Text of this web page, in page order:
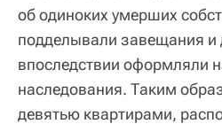
об одиноких умерших
подделывали завещания и
впоследствии оформляли
наследования. Таким
девятью квартирами,